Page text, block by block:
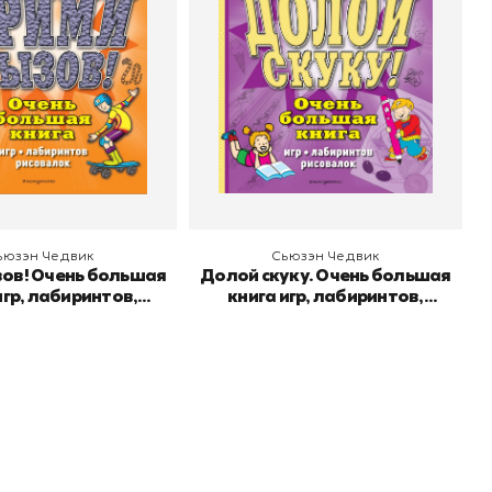
Эксмодетство
Чедвик
Очень большая
лабиринтов,
Издательство
Эксмодетство
В корзину
Сьюзэн Чедвик
Долой скуку. Очень большая
книга игр, лабиринтов,